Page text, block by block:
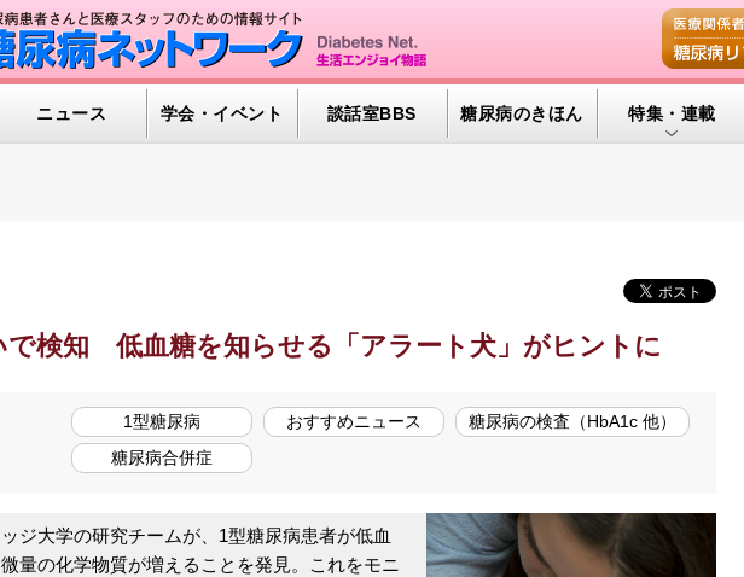
ニュース 学会・イベント 談話室BBS 糖尿病のきほん 特集・連載
グリコアルブミン
で検知 低血糖を知らせる「アラート犬」がヒントに
1型糖尿病 おすすめニュース
糖尿病の検査（HbA1c 他）
糖尿病合併症
ジ大学の研究チームが、1型糖尿病患者が低血
量の化学物質が増えることを発見。これをモニ